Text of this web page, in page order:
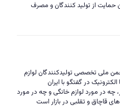
از تولید کنندگان و مصرف
ملی تخصصی تولیدکنندگان لوازم
در گفتگو با ایران
چه در مورد لوازم خانگی و چه در مورد
قاچاق و تقلبی در بازار است